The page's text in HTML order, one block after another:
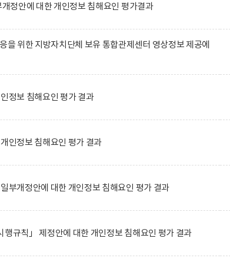
정안에 대한 개인정보 침해요인 평가결과
을 위한 지방자치단체 보유 통합관제센터 영상정보 제공에
정보 침해요인 평가 결과
인정보 침해요인 평가 결과
부개정안에 대한 개인정보 침해요인 평가 결과
행규칙」 제정안에 대한 개인정보 침해요인 평가 결과